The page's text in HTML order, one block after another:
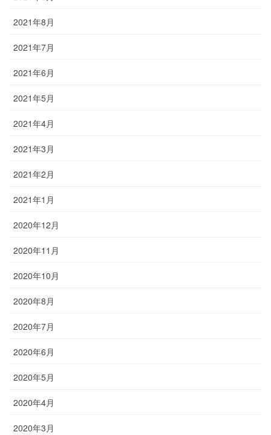
2021年8月
2021年7月
2021年6月
2021年5月
2021年4月
2021年3月
2021年2月
2021年1月
2020年12月
2020年11月
2020年10月
2020年8月
2020年7月
2020年6月
2020年5月
2020年4月
2020年3月